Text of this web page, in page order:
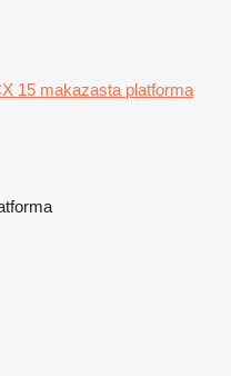
15 makazasta platforma